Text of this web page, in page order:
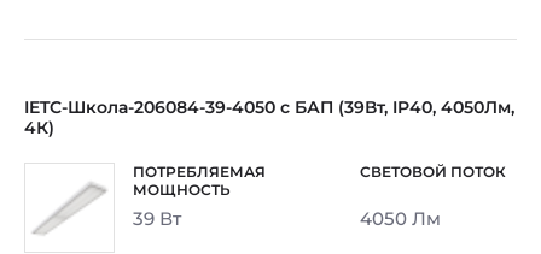
IETC-Школа-206084-39-4050 с БАП (39Вт, IP40, 4050Лм,
4К)
39 Вт 4050 Лм